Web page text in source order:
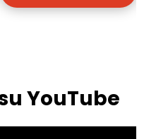
YouTube